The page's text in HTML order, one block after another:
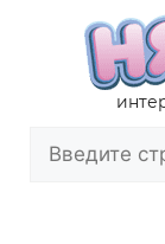
содержимому